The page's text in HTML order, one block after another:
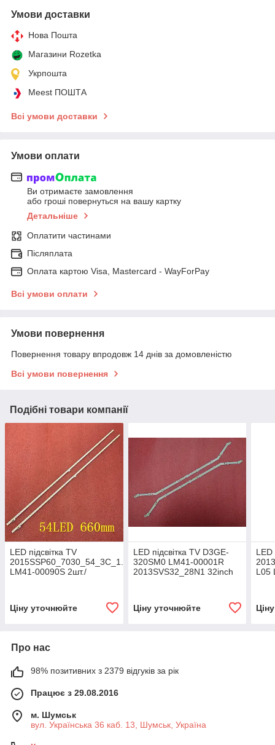
Умови доставки
Нова Пошта
Магазини Rozetka
Укрпошта
Meest ПОШТА
Всі умови доставки
Умови оплати
Ви отримаєте замовлення
або гроші повернуться на вашу картку
Детальніше
Оплатити частинами
Післяплата
Оплата картою Visa, Mastercard - WayForPay
Всі умови оплати
Умови повернення
Повернення товару впродовж 14 днів за домовленістю
Всі умови повернення
Подібні товари компанії
LED підсвітка TV
2015SSP60_7030_54_3C_1.0
LM41-00090S 2шт./
Ціну уточнюйте
LED підсвітка TV D3GE-
320SM0 LM41-00001R
2013SVS32_28N1 32inch
Ціну уточнюйте
LED
L05
Про нас
98% позитивних з 2379 відгуків за рік
Працює з 29.08.2016
м. Шумськ
вул. Українська 36 каб. 13, Шумськ, Україна